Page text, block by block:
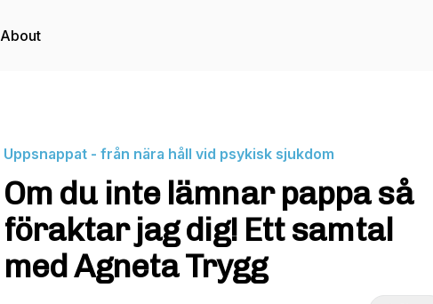
About
Uppsnappat - från nära håll vid psykisk sjukdom
Om du inte lämnar pappa så
föraktar jag dig! Ett samtal
med Agneta Trygg